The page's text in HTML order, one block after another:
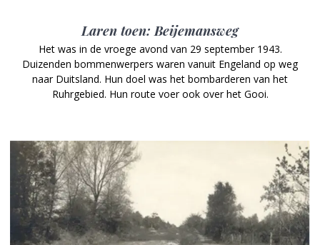
Laren toen: Beijemansweg
Het was in de vroege avond van 29 september 1943.
Duizenden bommenwerpers waren vanuit Engeland op weg
naar Duitsland. Hun doel was het bombarderen van het
Ruhrgebied. Hun route voer ook over het Gooi.